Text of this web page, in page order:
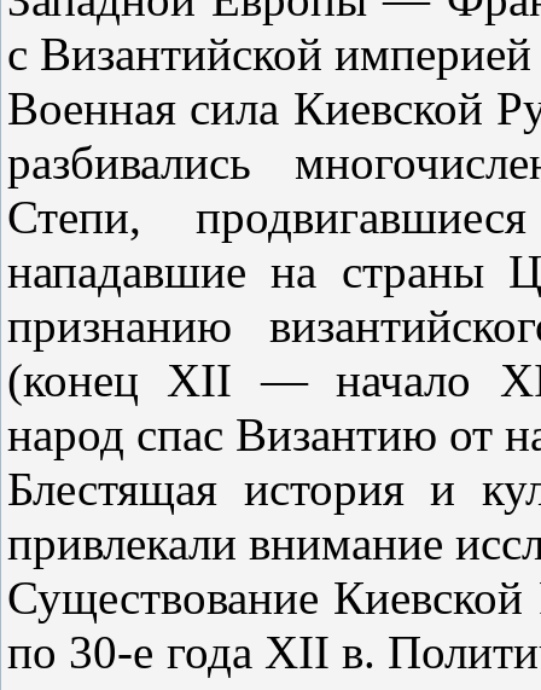
с Византийской
Военная сила Киевской
разбивались
Степи,
нападавшие на страны
признанию
(конец XII — начало
народ спас Византию от
Блестящая история и
привлекали внимание
Существование
по 30-е года XII в.